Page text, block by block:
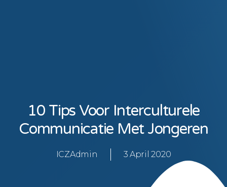
10 Tips Voor Interculturele
Communicatie Met Jongeren
ICZAdmin 3 April 2020